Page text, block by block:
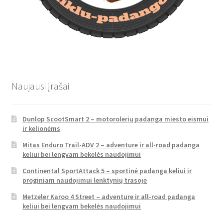
Naujausi įrašai
Dunlop ScootSmart 2 – motorolerių padanga miesto eismui
ir kelionėms
Mitas Enduro Trail-ADV 2 – adventure ir all-road padanga
keliui bei lengvam bekelės naudojimui
Continental SportAttack 5 – sportinė padanga keliui ir
proginiam naudojimui lenktynių trasoje
Metzeler Karoo 4 Street – adventure ir all-road padanga
keliui bei lengvam bekelės naudojimui